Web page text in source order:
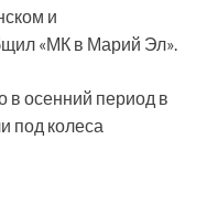
и
«МК в Марий Эл».
в осенний период в
под колеса